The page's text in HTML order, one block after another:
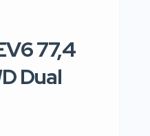
77,4
Dual